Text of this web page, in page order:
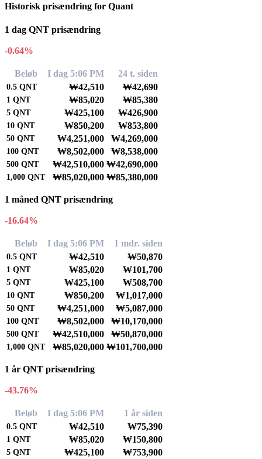
Historisk prisændring for Quant
1 dag QNT prisændring
-0.64%
Beløb I dag 5:06 PM 24 t. siden
0.5 QNT ₩42,510 ₩42,690
1 QNT ₩85,020 ₩85,380
5 QNT ₩425,100 ₩426,900
10 QNT ₩850,200 ₩853,800
50 QNT ₩4,251,000 ₩4,269,000
100 QNT ₩8,502,000 ₩8,538,000
500 QNT ₩42,510,000 ₩42,690,000
1,000 QNT ₩85,020,000 ₩85,380,000
1 måned QNT prisændring
-16.64%
Beløb I dag 5:06 PM 1 mdr. siden
0.5 QNT ₩42,510 ₩50,870
1 QNT ₩85,020 ₩101,700
5 QNT ₩425,100 ₩508,700
10 QNT ₩850,200 ₩1,017,000
50 QNT ₩4,251,000 ₩5,087,000
100 QNT ₩8,502,000 ₩10,170,000
500 QNT ₩42,510,000 ₩50,870,000
1,000 QNT ₩85,020,000 ₩101,700,000
1 år QNT prisændring
-43.76%
Beløb I dag 5:06 PM 1 år siden
0.5 QNT ₩42,510 ₩75,390
1 QNT ₩85,020 ₩150,800
5 QNT ₩425,100 ₩753,900